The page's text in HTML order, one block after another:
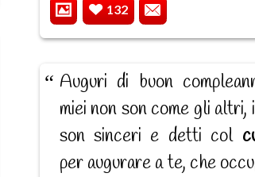
132
Auguri di buon
miei non son come gli altri,
son sinceri e detti col
per augurare a te, che